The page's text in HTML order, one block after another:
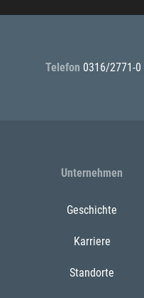
Telefon 0316/2771-0
Unternehmen
Geschichte
Karriere
Standorte